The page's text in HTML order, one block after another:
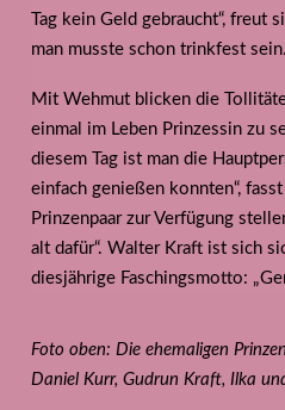
Tag kein Geld gebraucht“, freut
man musste schon trinkfest
Mit Wehmut blicken die
einmal im Leben Prinzessin zu
diesem Tag ist man die
einfach genießen konnten“,
Prinzenpaar zur Verfügung
alt dafür“. Walter Kraft ist sich
diesjährige Faschingsmotto:
Foto oben: Die ehemaligen
Daniel Kurr, Gudrun Kraft, Ilka